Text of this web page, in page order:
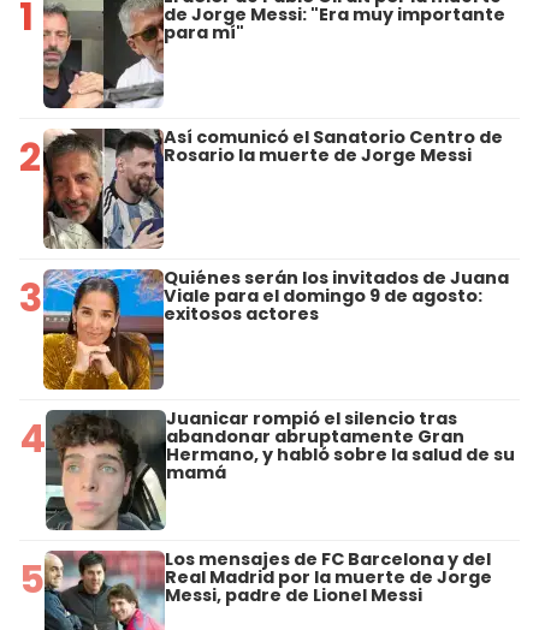
1 de Jorge Messi: "Era muy importante
para mí"
2 Así comunicó el Sanatorio Centro de
Rosario la muerte de Jorge Messi
3 Quiénes serán los invitados de Juana
Viale para el domingo 9 de agosto:
exitosos actores
4 Juanicar rompió el silencio tras
abandonar abruptamente Gran
Hermano, y habló sobre la salud de su
mamá
5 Los mensajes de FC Barcelona y del
Real Madrid por la muerte de Jorge
Messi, padre de Lionel Messi